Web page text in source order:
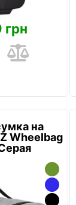
грн
на
Wheelbag